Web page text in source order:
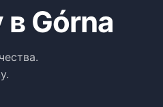
Górna